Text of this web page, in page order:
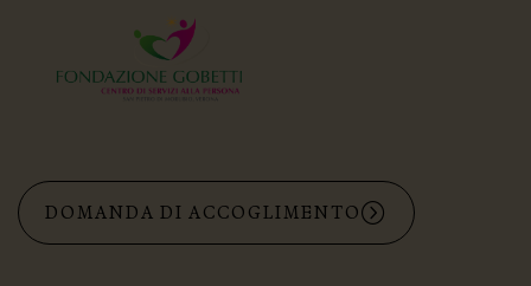
DOMANDA DI ACCOGLIMENTO